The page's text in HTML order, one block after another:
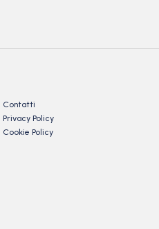
Contatti
Privacy Policy
Cookie Policy